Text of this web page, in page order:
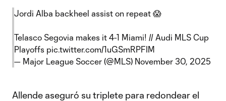
Jordi Alba backheel assist on repeat 😱
Telasco Segovia makes it 4-1 Miami! // Audi MLS Cup
Playoffs pic.twitter.com/1uGSmRPFIM
— Major League Soccer (@MLS) November 30, 2025
Allende aseguró su triplete para redondear el